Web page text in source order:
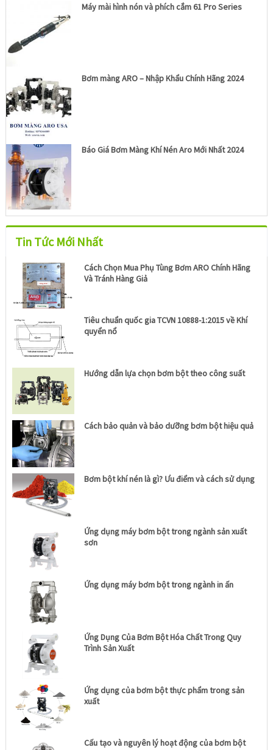
Máy mài hình nón và phích cắm 61 Pro Series
Bơm màng ARO – Nhập Khẩu Chính Hãng 2024
Báo Giá Bơm Màng Khí Nén Aro Mới Nhất 2024
Tin Tức Mới Nhất
Cách Chọn Mua Phụ Tùng Bơm ARO Chính Hãng
Và Tránh Hàng Giả
Tiêu chuẩn quốc gia TCVN 10888-1:2015 về Khí
quyển nổ
Hướng dẫn lựa chọn bơm bột theo công suất
Cách bảo quản và bảo dưỡng bơm bột hiệu quả
Bơm bột khí nén là gì? Ưu điểm và cách sử dụng
Ứng dụng máy bơm bột trong ngành sản xuất
sơn
Ứng dụng máy bơm bột trong ngành in ấn
Ứng Dụng Của Bơm Bột Hóa Chất Trong Quy
Trình Sản Xuất
Ứng dụng của bơm bột thực phẩm trong sản
xuất
Cấu tạo và nguyên lý hoạt động của bơm bột